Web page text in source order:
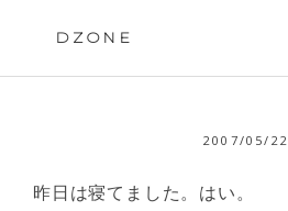
DZONE
2007/05/22
昨日は寝てました。はい。